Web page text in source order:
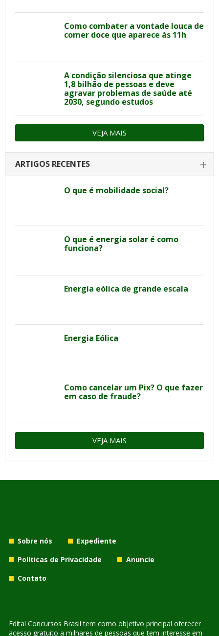
Como combater a vontade louca de
comer doce que aparece às 11h
A condição silenciosa que atinge
1,8 bilhão de pessoas e deve
agravar problemas de saúde até
2030, segundo estudos
VEJA MAIS
ARTIGOS RECENTES
O que é mobilidade social?
O que é energia solar é como
funciona?
Energia eólica de grande escala
Energia Eólica
Como cancelar um Pix? O que fazer
em caso de fraude?
VEJA MAIS
Sobre nós
Expediente
Políticas de Privacidade
Anuncie
Contato
Edital Concursos Brasil tem como objetivo principal oferecer
acesso gratuito a milhares de pessoas que tem interesse em